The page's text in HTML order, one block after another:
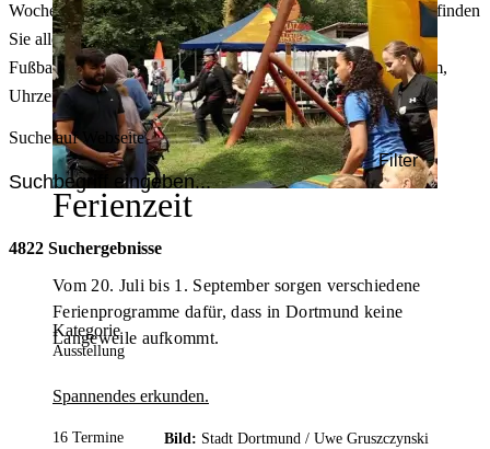
Ferienzeit
Vom 20. Juli bis 1. September sorgen verschiedene
Ferienprogramme dafür, dass in Dortmund keine
Langeweile aufkommt.
Spannendes erkunden.
Bild: Stadt Dortmund / Uwe Gruszczynski
Wochenende? Im größten Veranstaltungskalender Dortmunds finden
Sie alle Events – von der Stadt- oder Museumsführung übers
Fußballspiel bis zum Flohmarkt. Sie können dabei nach Datum,
Uhrzeit, Ort oder Art der Veranstaltung auswählen. Viel Spaß!
Suche auf Webseite
Filter
4822 Suchergebnisse
Kategorie
Ausstellung
16 Termine